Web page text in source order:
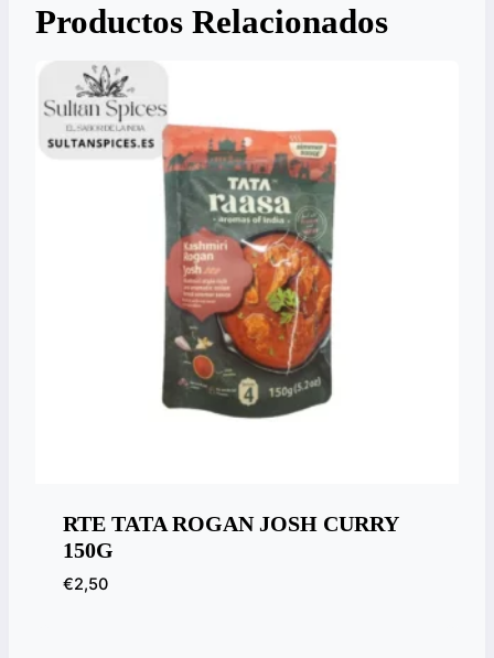
Productos Relacionados
RTE TATA ROGAN JOSH CURRY
150G
€2,50